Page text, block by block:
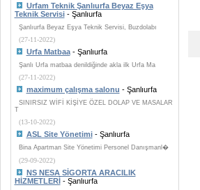
Urfam Teknik Şanlıurfa Beyaz Eşya
Teknik Servisi- Şanlıurfa
Şanlıurfa Beyaz Eşya Teknik Servisi, Buzdolabı
(27-11-2022)
Urfa Matbaa- Şanlıurfa
Şanlı Urfa matbaa denildiğinde akla ilk Urfa Ma
(27-11-2022)
maximum çalışma salonu - Şanlıurfa
SINIRSIZ WİFİ KİŞİYE ÖZEL DOLAP VE MASALAR
T
(13-10-2022)
ASL Site Yönetimi- Şanlıurfa
Bina Apartman Site Yönetimi Personel Danışmanl�
(29-09-2022)
NS NESA SİGORTA ARACILIK
HİZMETLERİ- Şanlıurfa